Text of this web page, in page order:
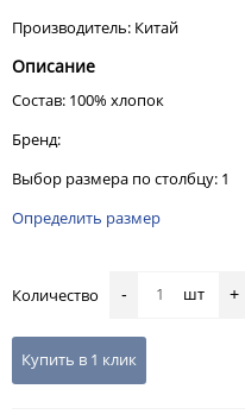
Производитель: Китай
Описание
Состав: 100% хлопок
Бренд:
Выбор размера по столбцу: 1
Определить размер
Количество - шт +
Купить в 1 клик